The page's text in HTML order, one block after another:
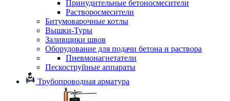
Принудительные бетоносмесители
Растворосмесители
Битумоварочные котлы
Вышки-Туры
Заливщики швов
Оборудование для подачи бетона и раствора
Пневмонагнетатели
Пескоструйные аппараты
Трубопроводная арматура